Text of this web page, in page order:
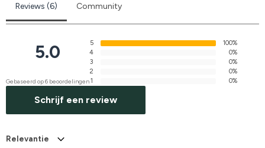
Reviews (6) Community
5.0
Gebaseerd op 6 beoordelingen
5
100%
4
0%
3
0%
2
0%
1
0%
Schrijf een review
Relevantie